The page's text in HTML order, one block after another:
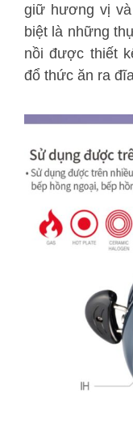
giữ hương vị
biệt là những
nồi được thiết
đổ thức ăn ra